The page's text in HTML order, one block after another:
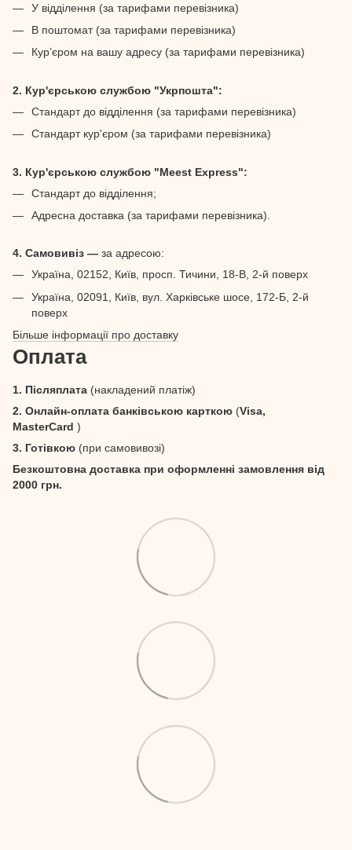
У відділення (за тарифами перевізника)
В поштомат (за тарифами перевізника)
Кур’єром на вашу адресу (за тарифами перевізника)
2. Кур'єрською службою "Укрпошта":
Стандарт до відділення (за тарифами перевізника)
Стандарт кур'єром (за тарифами перевізника)
3. Кур'єрською службою "Meest Express":
Стандарт до відділення;
Адресна доставка (за тарифами перевізника).
4. Самовивіз — за адресою:
Україна, 02152, Київ, просп. Тичини, 18-В, 2-й поверх
Україна, 02091, Київ, вул. Харківське шосе, 172-Б, 2-й
поверх
Більше інформації про доставку
Оплата
1. Післяплата (накладений платіж)
2. Онлайн-оплата банківською карткою (Visa,
MasterCard )
3. Готівкою (при самовивозі)
Безкоштовна доставка при оформленні замовлення від
2000 грн.